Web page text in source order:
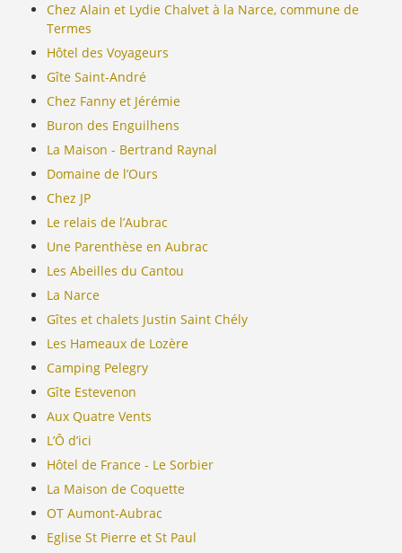
Chez Alain et Lydie Chalvet à la Narce, commune de
Termes
Hôtel des Voyageurs
Gîte Saint-André
Chez Fanny et Jérémie
Buron des Enguilhens
La Maison - Bertrand Raynal
Domaine de l’Ours
Chez JP
Le relais de l’Aubrac
Une Parenthèse en Aubrac
Les Abeilles du Cantou
La Narce
Gîtes et chalets Justin Saint Chély
Les Hameaux de Lozère
Camping Pelegry
Gîte Estevenon
Aux Quatre Vents
L’Ô d’ici
Hôtel de France - Le Sorbier
La Maison de Coquette
OT Aumont-Aubrac
Eglise St Pierre et St Paul